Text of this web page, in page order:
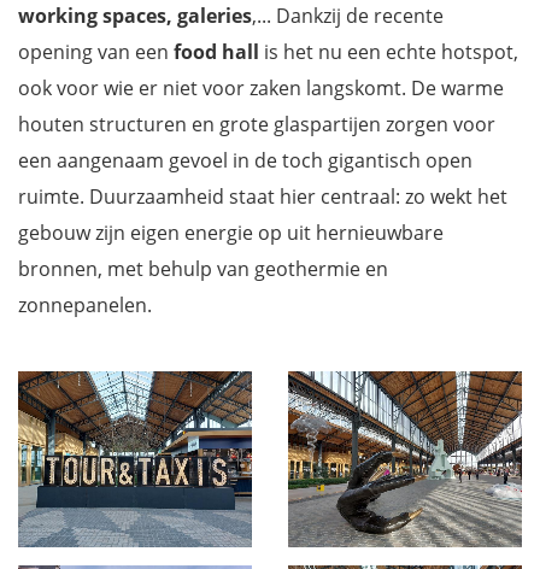
working spaces, galeries,... Dankzij de recente
opening van een food hall is het nu een echte hotspot,
ook voor wie er niet voor zaken langskomt. De warme
houten structuren en grote glaspartijen zorgen voor
een aangenaam gevoel in de toch gigantisch open
ruimte. Duurzaamheid staat hier centraal: zo wekt het
gebouw zijn eigen energie op uit hernieuwbare
bronnen, met behulp van geothermie en
zonnepanelen.